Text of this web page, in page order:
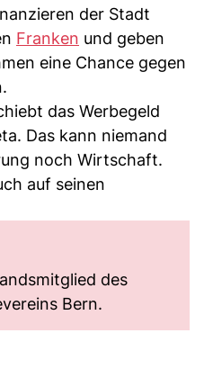
der Stadt
Franken und geben
eine Chance gegen
das Werbegeld
Das kann niemand
noch Wirtschaft.
auf seinen
des
Bern.